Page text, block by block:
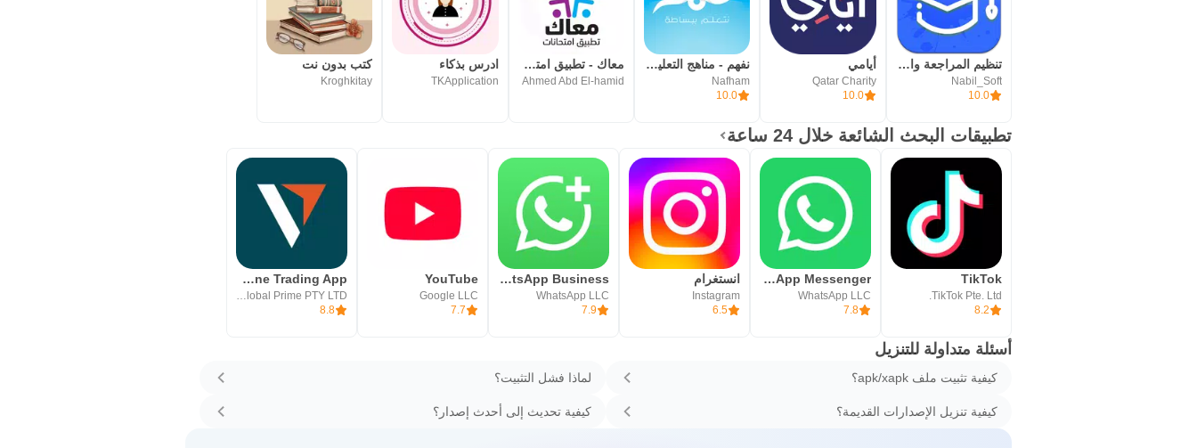
تنظيم المراجعة والدراسة
Nabil_Soft
10.0
أيامي
Qatar Charity
10.0
نفهم - مناهج التعليم المدرسي
Nafham
10.0
معاك - تطبيق امتحانات
Ahmed Abd El-hamid
ادرس بذكاء
TKApplication
كتب بدون نت
Kroghkitay
تطبيقات البحث الشائعة خلال 24 ساعة
TikTok
TikTok Pte. Ltd.
8.2
WhatsApp Messenger - واتساب مسنجر
WhatsApp LLC
7.8
انستغرام
Instagram
6.5
WhatsApp Business
WhatsApp LLC
7.9
YouTube
Google LLC
7.7
Vantage:All-In-One Trading App
8.8
أسئلة متداولة للتنزيل
كيفية تثبيت ملف apk/xapk؟ لماذا فشل التثبيت؟
كيفية تنزيل الإصدارات القديمة؟ كيفية تحديث إلى أحدث إصدار؟